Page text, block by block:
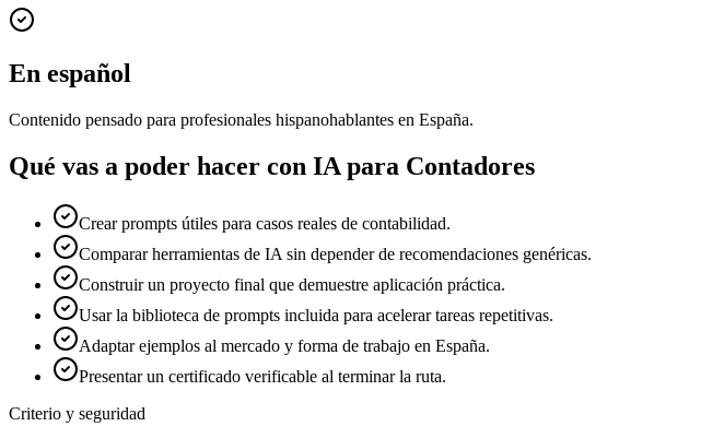
En español
Contenido pensado para profesionales hispanohablantes en España.
Qué vas a poder hacer con IA para Contadores
Crear prompts útiles para casos reales de contabilidad.
Comparar herramientas de IA sin depender de recomendaciones genéricas.
Construir un proyecto final que demuestre aplicación práctica.
Usar la biblioteca de prompts incluida para acelerar tareas repetitivas.
Adaptar ejemplos al mercado y forma de trabajo en España.
Presentar un certificado verificable al terminar la ruta.
Criterio y seguridad